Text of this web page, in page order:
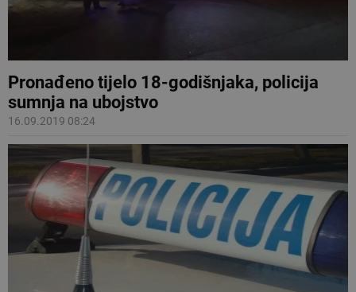
Pronađeno tijelo 18-godišnjaka, policija
sumnja na ubojstvo
16.09.2019 08:24